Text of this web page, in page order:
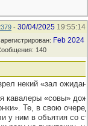
- 30/04/2025 19:55:14
Feb 2024
140
некий «зал
кавалеры «совы»
Те, в свою
у ним в объятия со